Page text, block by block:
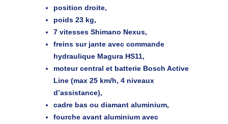
position droite,
poids 23 kg,
7 vitesses Shimano Nexus,
freins sur jante avec commande
hydraulique Magura HS11,
moteur central et batterie Bosch Active
Line (max 25 km/h, 4 niveaux
d’assistance),
cadre bas ou diamant aluminium,
fourche avant aluminium avec